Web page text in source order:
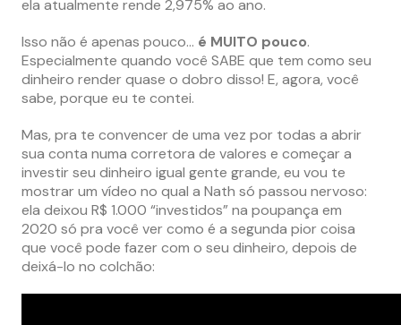
ela atualmente rende 2,975% ao ano.
Isso não é apenas pouco… é MUITO pouco.
Especialmente quando você SABE que tem como seu
dinheiro render quase o dobro disso! E, agora, você
sabe, porque eu te contei.
Mas, pra te convencer de uma vez por todas a abrir
sua conta numa corretora de valores e começar a
investir seu dinheiro igual gente grande, eu vou te
mostrar um vídeo no qual a Nath só passou nervoso:
ela deixou R$ 1.000 “investidos” na poupança em
2020 só pra você ver como é a segunda pior coisa
que você pode fazer com o seu dinheiro, depois de
deixá-lo no colchão: